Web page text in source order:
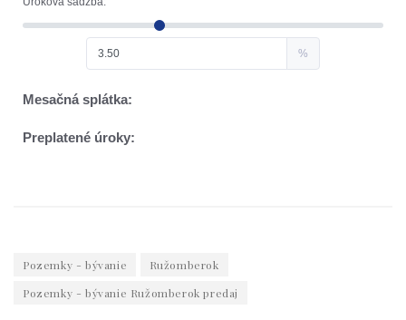
Pozemky - bývanie
Ružomberok
Pozemky - bývanie Ružomberok predaj